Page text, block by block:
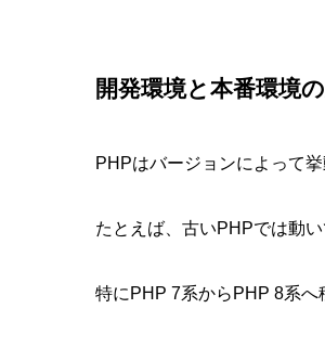
開発環境と本番環境
PHPはバージョンによって
たとえば、古いPHPでは動
特にPHP 7系からPHP 8系へ